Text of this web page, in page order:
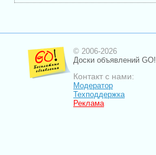
© 2006-2026
Доски объявлений GO!
Контакт с нами:
Модератор
Техподдержка
Реклама